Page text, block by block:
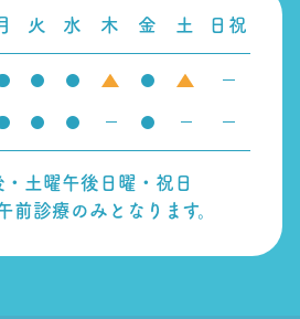
火 水 木 金 土 日祝
土曜午後日曜・祝日
前診療のみとなります。